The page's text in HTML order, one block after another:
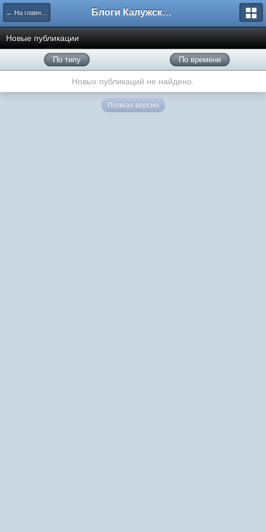
← На главную Блоги Калужского перекрестка
Новые публикации
По типу По времени
Новых публикаций не найдено.
Полная версия